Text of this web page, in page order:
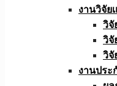
งานวิจัย
วิจั
วิจั
วิจั
งานปร